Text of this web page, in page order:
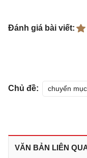
Đánh giá bài viết:
Chủ đề: chuyển
VĂN BẢN LIÊN